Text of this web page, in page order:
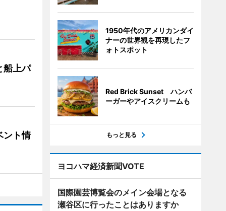
船上パ
ント情
1950年代のアメリカンダイ
ナーの世界観を再現したフ
ォトスポット
Red Brick Sunset ハンバ
ーガーやアイスクリームも
もっと見る
ヨコハマ経済新聞VOTE
国際園芸博覧会のメイン会場となる
瀬谷区に行ったことはありますか